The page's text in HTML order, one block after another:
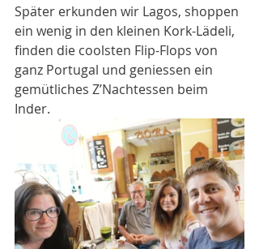
Später erkunden wir Lagos, shoppen
ein wenig in den kleinen Kork-Lädeli,
finden die coolsten Flip-Flops von
ganz Portugal und geniessen ein
gemütliches Z’Nachtessen beim
Inder.